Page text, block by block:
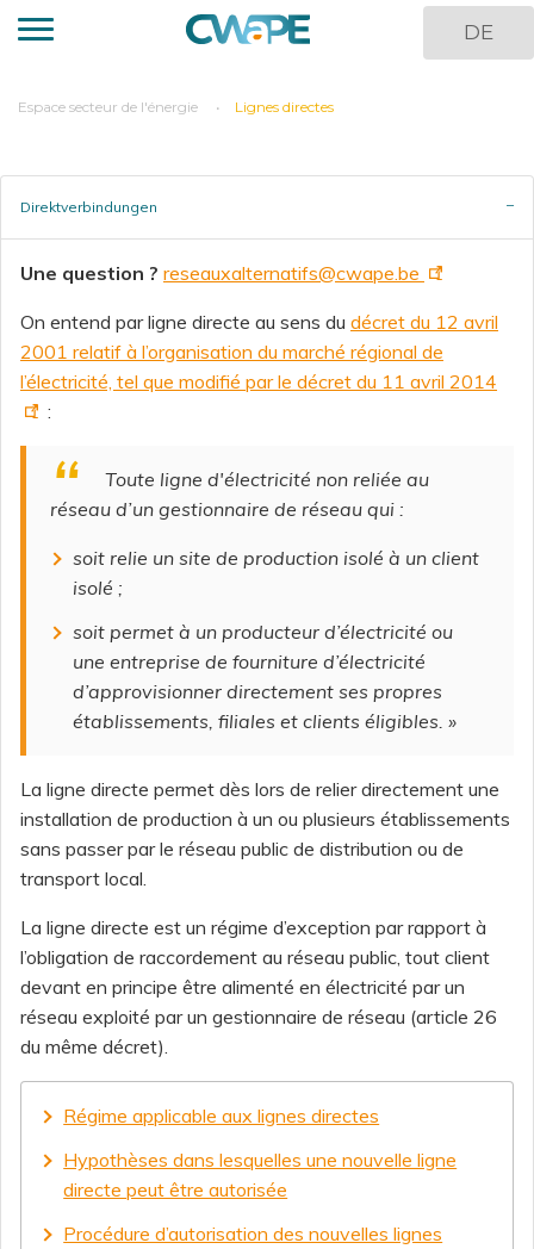
Panneau de gestion des cookies
Direkt
zum
DE
You
here
Espace secteur de l'énergie Lignes directes
Direktverbindungen
Une question ? reseauxalternatifs@cwape.be
On entend par ligne directe au sens du décret du 12 avril
2001 relatif à l’organisation du marché régional de
l’électricité, tel que modifié par le décret du 11 avril 2014
:
Toute ligne d'électricité non reliée au
réseau d’un gestionnaire de réseau qui :
soit relie un site de production isolé à un client
isolé ;
soit permet à un producteur d’électricité ou
une entreprise de fourniture d’électricité
d’approvisionner directement ses propres
établissements, filiales et clients éligibles. »
La ligne directe permet dès lors de relier directement une
installation de production à un ou plusieurs établissements
sans passer par le réseau public de distribution ou de
transport local.
La ligne directe est un régime d’exception par rapport à
l’obligation de raccordement au réseau public, tout client
devant en principe être alimenté en électricité par un
réseau exploité par un gestionnaire de réseau (article 26
du même décret).
Régime applicable aux lignes directes
Hypothèses dans lesquelles une nouvelle ligne
directe peut être autorisée
Procédure d’autorisation des nouvelles lignes